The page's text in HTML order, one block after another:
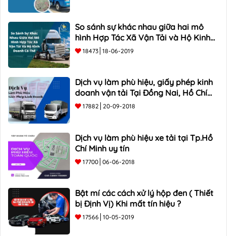
So sánh sự khác nhau giữa hai mô
hình Hợp Tác Xã Vận Tải và Hộ Kinh
Doanh Cá Thể
18473 18-06-2019
Dịch vụ làm phù hiệu, giấy phép kinh
doanh vận tải Tại Đồng Nai, Hồ Chí
Minh
17882 20-09-2018
Dịch vụ làm phù hiệu xe tải tại Tp.Hồ
Chí Minh uy tín
17700 06-06-2018
Bật mí các cách xử lý hộp đen ( Thiết
bị Định Vị) Khi mất tín hiệu ?
17566 10-05-2019